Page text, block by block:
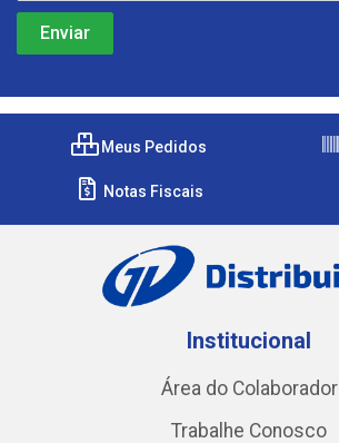
Meus Pedidos
Notas Fiscais
Institucional
Área do Colaborador
Trabalhe Conosco